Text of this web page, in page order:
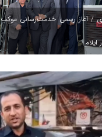
/ آغاز رسمی خدمت‌رسانی موکب